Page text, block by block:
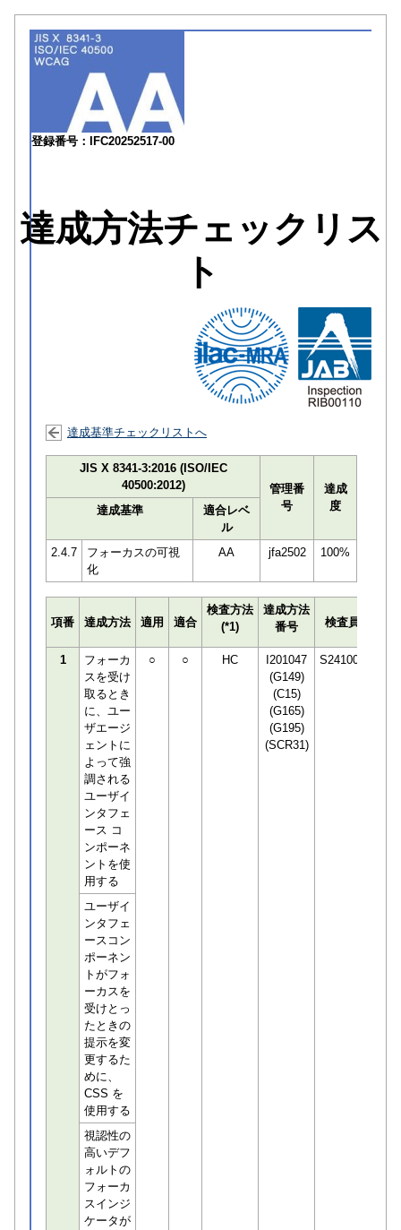
登録番号：IFC20252517-00
達成方法チェックリス
ト
達成基準チェックリストへ
JIS X 8341-3:2016 (ISO/IEC
40500:2012)
管理番
号
達成
度
達成基準
適合レベ
ル
2.4.7
フォーカスの可視
化
AA jfa2502 100%
項番 達成方法 適用 適合
検査方法
(*1)
達成方法
番号
検査員
1
フォーカ
スを受け
取るとき
に、ユー
ザエージ
ェントに
よって強
調される
ユーザイ
ンタフェ
ース コ
ンポーネ
ントを使
用する
○ ○ HC
I201047
(G149)
(C15)
(G165)
(G195)
(SCR31)
S241001
ユーザイ
ンタフェ
ースコン
ポーネン
トがフォ
ーカスを
受けとっ
たときの
提示を変
更するた
めに、
CSS を
使用する
視認性の
高いデフ
ォルトの
フォーカ
スインジ
ケータが